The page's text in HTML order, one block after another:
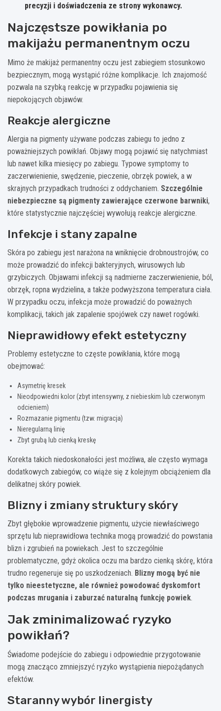
precyzji i doświadczenia ze strony wykonawcy.
Najczęstsze powikłania po
makijażu permanentnym oczu
Mimo że makijaż permanentny oczu jest zabiegiem stosunkowo
bezpiecznym, mogą wystąpić różne komplikacje. Ich znajomość
pozwala na szybką reakcję w przypadku pojawienia się
niepokojących objawów.
Reakcje alergiczne
Alergia na pigmenty używane podczas zabiegu to jedno z
poważniejszych powikłań. Objawy mogą pojawić się natychmiast
lub nawet kilka miesięcy po zabiegu. Typowe symptomy to
zaczerwienienie, swędzenie, pieczenie, obrzęk powiek, a w
skrajnych przypadkach trudności z oddychaniem. Szczególnie
niebezpieczne są pigmenty zawierające czerwone barwniki,
które statystycznie najczęściej wywołują reakcje alergiczne.
Infekcje i stany zapalne
Skóra po zabiegu jest narażona na wniknięcie drobnoustrojów, co
może prowadzić do infekcji bakteryjnych, wirusowych lub
grzybiczych. Objawami infekcji są nadmierne zaczerwienienie, ból,
obrzęk, ropna wydzielina, a także podwyższona temperatura ciała.
W przypadku oczu, infekcja może prowadzić do poważnych
komplikacji, takich jak zapalenie spojówek czy nawet rogówki.
Nieprawidłowy efekt estetyczny
Problemy estetyczne to częste powikłania, które mogą
obejmować:
Asymetrię kresek
Nieodpowiedni kolor (zbyt intensywny, z niebieskim lub czerwonym
odcieniem)
Rozmazanie pigmentu (tzw. migracja)
Nieregularną linię
Zbyt grubą lub cienką kreskę
Korekta takich niedoskonałości jest możliwa, ale często wymaga
dodatkowych zabiegów, co wiąże się z kolejnym obciążeniem dla
delikatnej skóry powiek.
Blizny i zmiany struktury skóry
Zbyt głębokie wprowadzenie pigmentu, użycie niewłaściwego
sprzętu lub nieprawidłowa technika mogą prowadzić do powstania
blizn i zgrubień na powiekach. Jest to szczególnie
problematyczne, gdyż okolica oczu ma bardzo cienką skórę, która
trudno regeneruje się po uszkodzeniach. Blizny mogą być nie
tylko nieestetyczne, ale również powodować dyskomfort
podczas mrugania i zaburzać naturalną funkcję powiek.
Jak zminimalizować ryzyko
powikłań?
Świadome podejście do zabiegu i odpowiednie przygotowanie
mogą znacząco zmniejszyć ryzyko wystąpienia niepożądanych
efektów.
Staranny wybór linergisty